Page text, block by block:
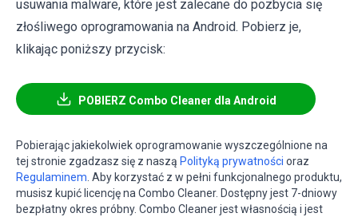
usuwania malware, które jest zalecane do pozbycia się
złośliwego oprogramowania na Android. Pobierz je,
klikając poniższy przycisk:
POBIERZ Combo Cleaner dla Android
Pobierając jakiekolwiek oprogramowanie wyszczególnione na
tej stronie zgadzasz się z naszą Polityką prywatności oraz
Regulaminem . Aby korzystać z w pełni funkcjonalnego produktu,
musisz kupić licencję na Combo Cleaner. Dostępny jest 7-dniowy
bezpłatny okres próbny. Combo Cleaner jest własnością i jest